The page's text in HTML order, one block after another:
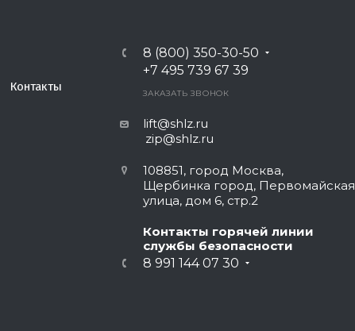
Контакты
8 (800) 350-30-50
+7 495 739 67 39
ЗАКАЗАТЬ ЗВОНОК
lift@shlz.ru
zip@shlz.ru
108851, город Москва,
Щербинка город, Первомайская
улица, дом 6, стр.2
Контакты горячей линии
службы безопасности
8 991 144 07 30